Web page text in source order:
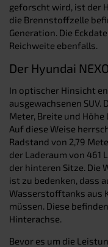
geforscht wird, ist der
die Brennstoffzelle
Generation. Die
Reichweite ebenfalls.
Der Hyundai
In optischer Hinsicht
ausgewachsenen SUV.
Meter, Breite und Höhe
Auf diese Weise
Radstand von 2,79
der Laderaum von 461
der hinteren Sitze. Die
ist zu bedenken, dass
Wasserstofftanks aus
müssen. Diese
Hinterachse.
Bevor es um die